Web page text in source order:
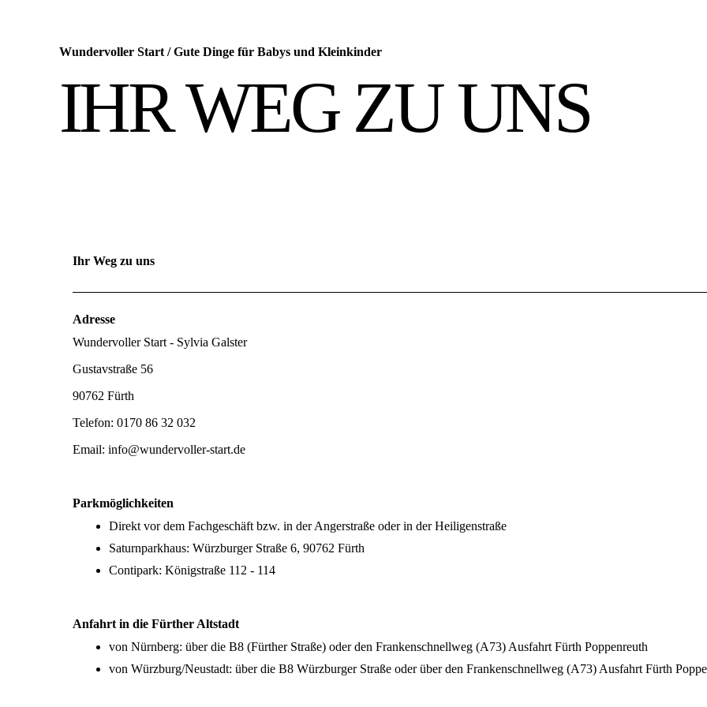
Wundervoller Start /Gute Dinge für Babys und Kleinkinder
IHR WEG ZU UNS
Ihr Weg zu uns
Adresse
Wundervoller Start - Sylvia Galster
Gustavstraße 56
90762 Fürth
Telefon: 0170 86 32 032
Email: info@wundervoller-start.de
Parkmöglichkeiten
Direkt vor dem Fachgeschäft bzw. in der Angerstraße oder in der Heiligenstraße
Saturnparkhaus: Würzburger Straße 6, 90762 Fürth
Contipark: Königstraße 112 - 114
Anfahrt in die Fürther Altstadt
von Nürnberg: über die B8 (Fürther Straße) oder den Frankenschnellweg (A73) Ausfahrt Fürth Poppenreuth
von Würzburg/Neustadt: über die B8 Würzburger Straße oder über den Frankenschnellweg (A73) Ausfahrt Fürth